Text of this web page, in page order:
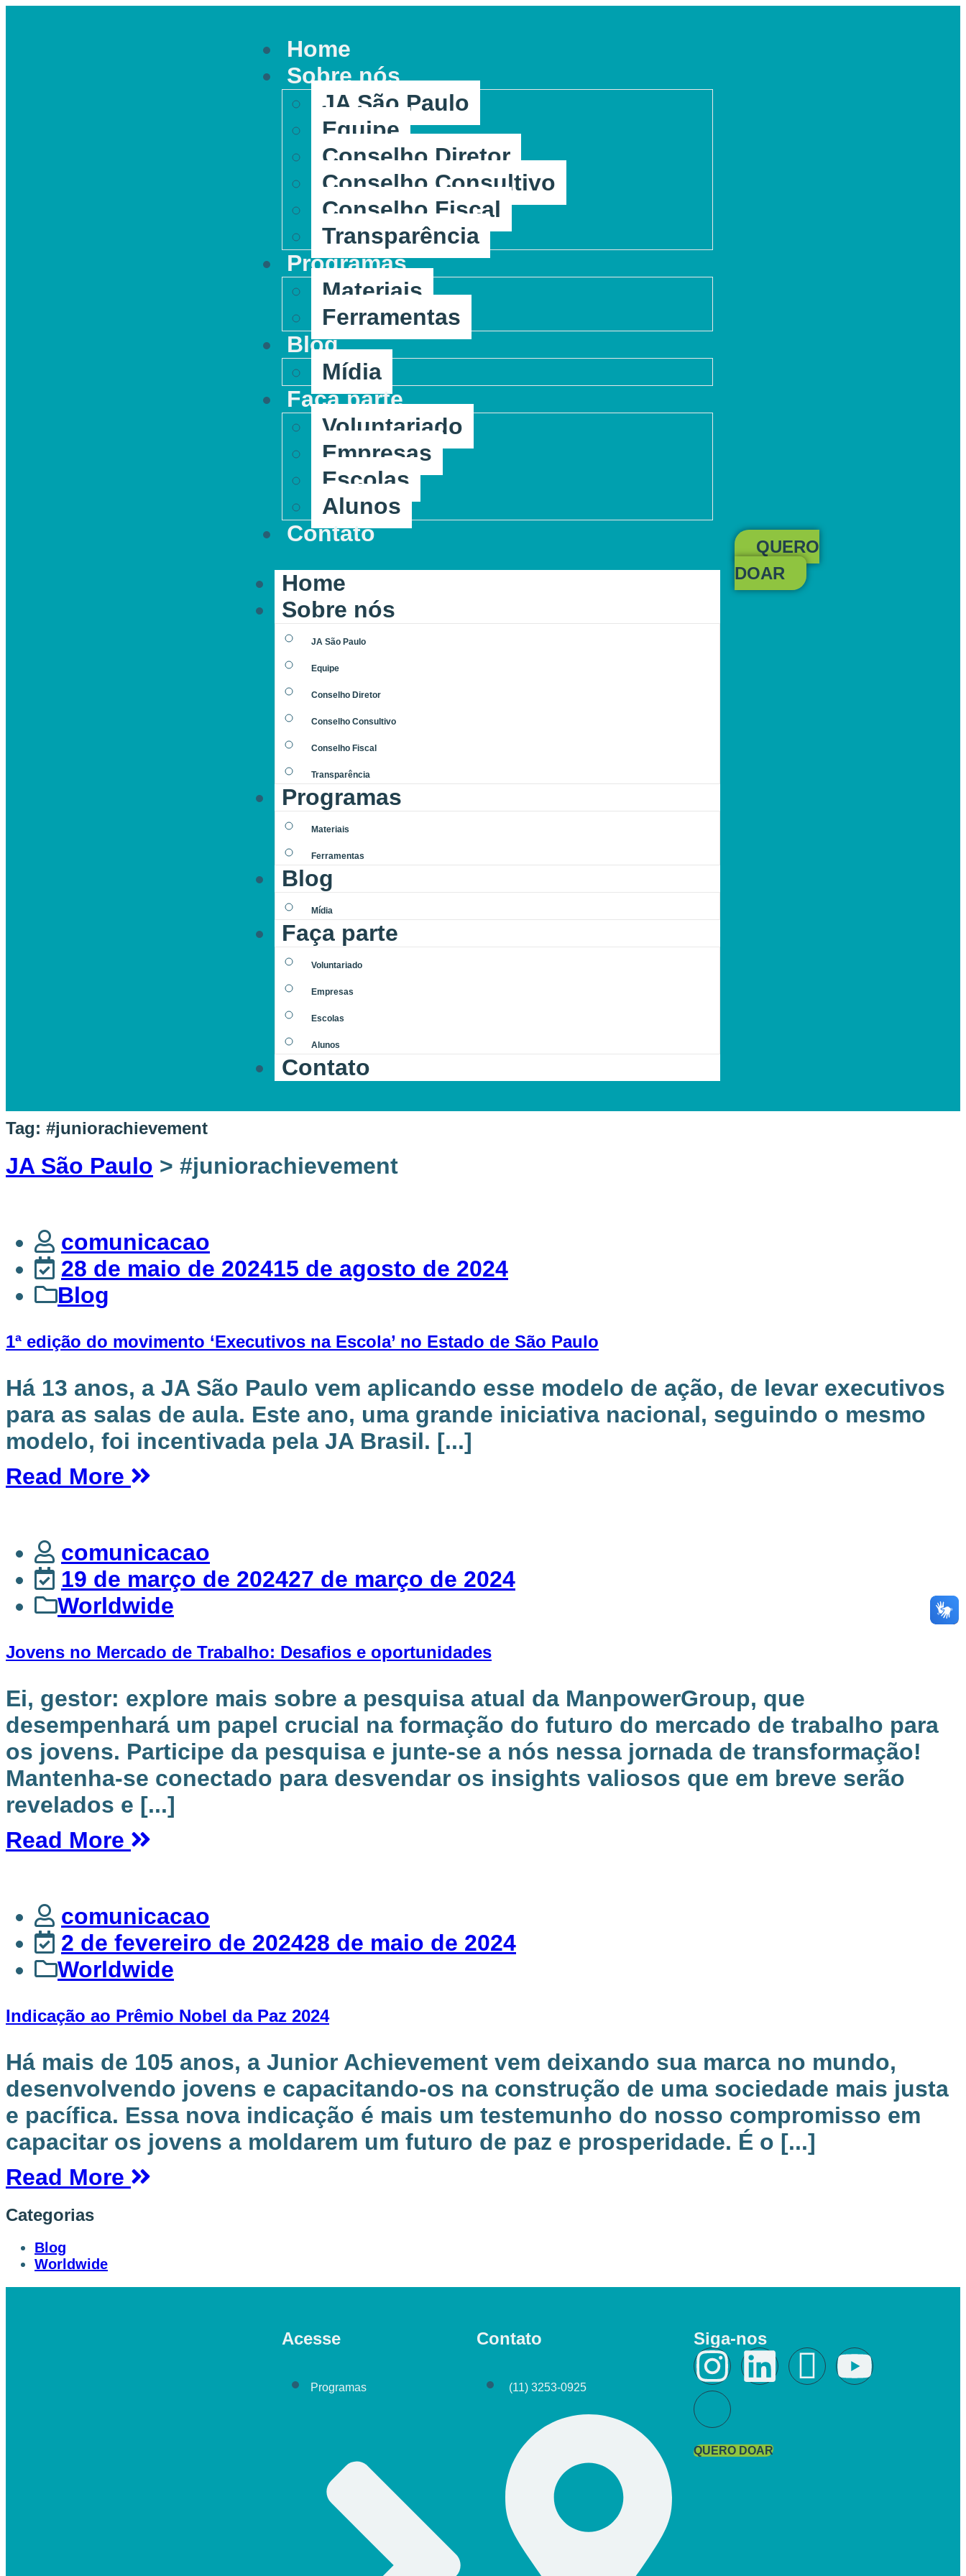
Home
Sobre nós
JA São Paulo
Equipe
Conselho Diretor
Conselho Consultivo
Conselho Fiscal
Transparência
Programas
Materiais
Ferramentas
Blog
Mídia
Faça parte
Voluntariado
Empresas
Escolas
Alunos
Contato
Home
Sobre nós
JA São Paulo
Equipe
Conselho Diretor
Conselho Consultivo
Conselho Fiscal
Transparência
Programas
Materiais
Ferramentas
Blog
Mídia
Faça parte
Voluntariado
Empresas
Escolas
Alunos
Contato
QUERO
DOAR
Tag: #juniorachievement
JA São Paulo > #juniorachievement
comunicacao
28 de maio de 202415 de agosto de 2024
Blog
1ª edição do movimento ‘Executivos na Escola’ no Estado de São Paulo
Há 13 anos, a JA São Paulo vem aplicando esse modelo de ação, de levar executivos
para as salas de aula. Este ano, uma grande iniciativa nacional, seguindo o mesmo
modelo, foi incentivada pela JA Brasil. [...]
Read More
comunicacao
19 de março de 202427 de março de 2024
Worldwide
Jovens no Mercado de Trabalho: Desafios e oportunidades
Ei, gestor: explore mais sobre a pesquisa atual da ManpowerGroup, que
desempenhará um papel crucial na formação do futuro do mercado de trabalho para
os jovens. Participe da pesquisa e junte-se a nós nessa jornada de transformação!
Mantenha-se conectado para desvendar os insights valiosos que em breve serão
revelados e [...]
Read More
comunicacao
2 de fevereiro de 202428 de maio de 2024
Worldwide
Indicação ao Prêmio Nobel da Paz 2024
Há mais de 105 anos, a Junior Achievement vem deixando sua marca no mundo,
desenvolvendo jovens e capacitando-os na construção de uma sociedade mais justa
e pacífica. Essa nova indicação é mais um testemunho do nosso compromisso em
capacitar os jovens a moldarem um futuro de paz e prosperidade. É o [...]
Read More
Categorias
Blog
Worldwide
Acesse
Programas
Contato
(11) 3253-0925
Siga-nos
QUERO DOAR